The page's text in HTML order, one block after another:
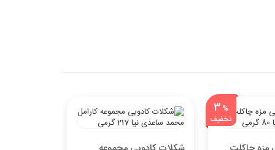
%
3
تخفیف